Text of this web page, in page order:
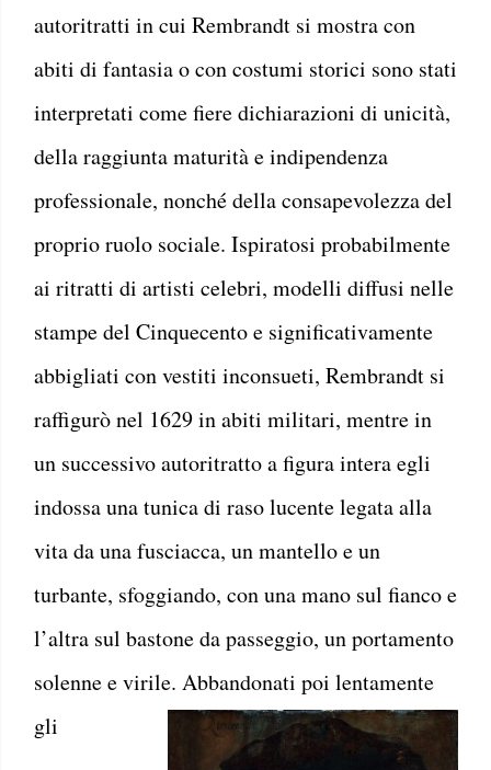
autoritratti in cui Rembrandt si mostra con
abiti di fantasia o con costumi storici sono stati
interpretati come fiere dichiarazioni di unicità,
della raggiunta maturità e indipendenza
professionale, nonché della consapevolezza del
proprio ruolo sociale. Ispiratosi probabilmente
ai ritratti di artisti celebri, modelli diffusi nelle
stampe del Cinquecento e significativamente
abbigliati con vestiti inconsueti, Rembrandt si
raffigurò nel 1629 in abiti militari, mentre in
un successivo autoritratto a figura intera egli
indossa una tunica di raso lucente legata alla
vita da una fusciacca, un mantello e un
turbante, sfoggiando, con una mano sul fianco e
l’altra sul bastone da passeggio, un portamento
solenne e virile. Abbandonati poi lentamente
gli